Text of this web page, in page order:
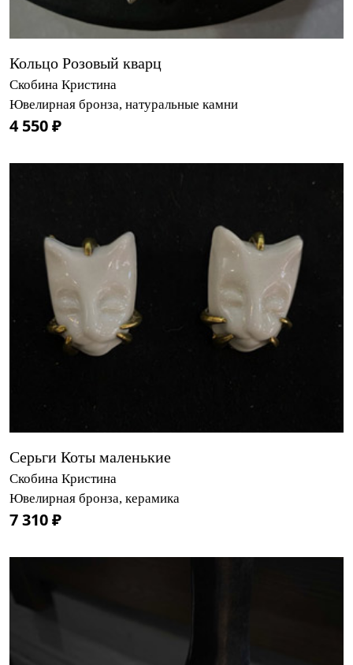
Кольцо Розовый кварц
Скобина Кристина
Ювелирная бронза, натуральные камни
4 550 ₽
Серьги Коты маленькие
Скобина Кристина
Ювелирная бронза, керамика
7 310 ₽